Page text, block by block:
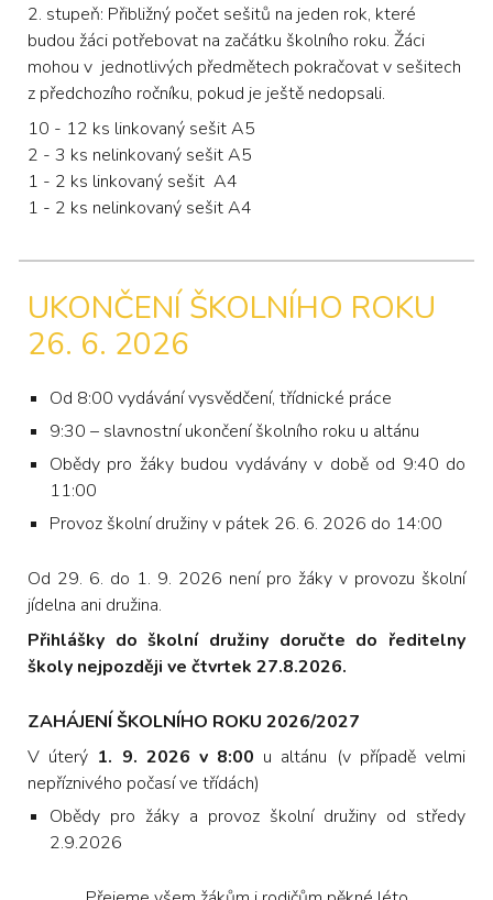
2. stupeň: Přibližný počet sešitů na jeden rok, které
budou žáci potřebovat na začátku školního roku. Žáci
mohou v jednotlivých předmětech pokračovat v sešitech
z předchozího ročníku, pokud je ještě nedopsali.
10 - 12 ks linkovaný sešit A5
2 - 3 ks nelinkovaný sešit A5
1 - 2 ks linkovaný sešit A4
1 - 2 ks nelinkovaný sešit A4
UKONČENÍ ŠKOLNÍHO ROKU
26. 6. 2026
Od 8:00 vydávání vysvědčení, třídnické práce
9:30 – slavnostní ukončení školního roku u altánu
Obědy pro žáky budou vydávány v době od 9:40 do
11:00
Provoz školní družiny v pátek 26. 6. 2026 do 14:00
Od 29. 6. do 1. 9. 2026 není pro žáky v provozu školní
jídelna ani družina.
Přihlášky do školní družiny doručte do ředitelny
školy nejpozději ve čtvrtek 27.8.2026.
ZAHÁJENÍ ŠKOLNÍHO ROKU 2026/2027
V úterý 1. 9. 2026 v 8:00 u altánu (v případě velmi
nepříznivého počasí ve třídách)
Obědy pro žáky a provoz školní družiny od středy
2.9.2026